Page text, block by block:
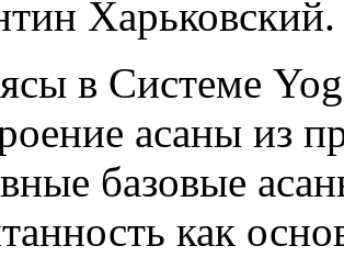
Харьковский.
в Системе
асаны из
базовые
как